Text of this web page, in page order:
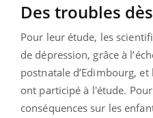
Des troubles
Pour leur étude, les
de dépression, grâce à
postnatale d’Edimbourg,
ont participé à l'étude.
conséquences sur les